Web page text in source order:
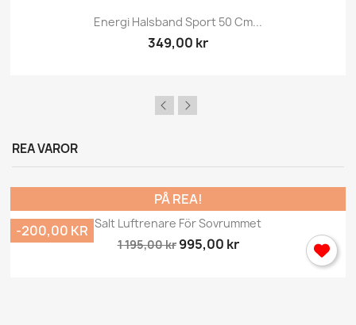
Energi Halsband Sport 50 Cm...
349,00 kr
REA VAROR
Salt Luftrenare För Sovrummet
1 195,00 kr 995,00 kr
PÅ REA!
-200,00 KR
Logga in